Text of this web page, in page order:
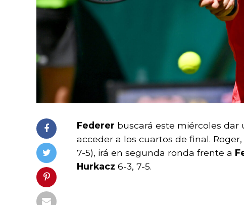
Federer buscará este miércoles dar
acceder a los cuartos de final.
7-5), irá en segunda ronda frente a
Hurkacz 6-3, 7-5.